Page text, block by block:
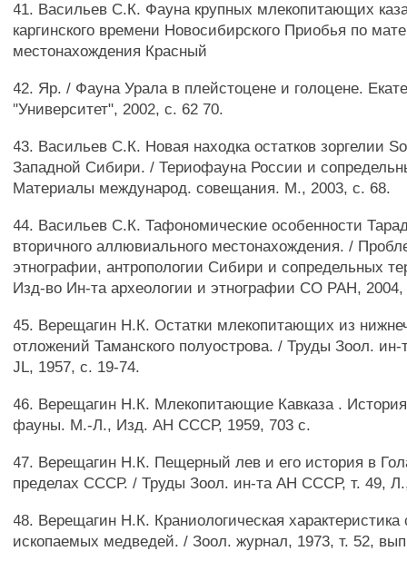
41. Васильев С.К. Фауна крупных млекопитающих
каргинского времени Новосибирского Приобья по
местонахождения Красный
42. Яр. / Фауна Урала в плейстоцене и голоцене.
"Университет", 2002, с. 62 70.
43. Васильев С.К. Новая находка остатков зоргелии
Западной Сибири. / Териофауна России и
Материалы международ. совещания. М., 2003, с. 68.
44. Васильев С.К. Тафономические особенности
вторичного аллювиального местонахождения. /
этнографии, антропологии Сибири и сопредельных
Изд-во Ин-та археологии и этнографии СО РАН, 2004,
45. Верещагин Н.К. Остатки млекопитающих из
отложений Таманского полуострова. / Труды Зоол.
JL, 1957, с. 19-74.
46. Верещагин Н.К. Млекопитающие Кавказа .
фауны. М.-Л., Изд. АН СССР, 1959, 703 с.
47. Верещагин Н.К. Пещерный лев и его история в
пределах СССР. / Труды Зоол. ин-та АН СССР, т. 49,
48. Верещагин Н.К. Краниологическая
ископаемых медведей. / Зоол. журнал, 1973, т. 52,